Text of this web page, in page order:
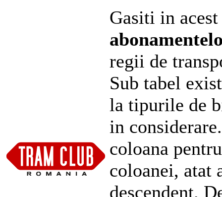
Gasiti in
regii de
Sub tabel
la tipurile de
in
coloana
coloanei, atat
descendent.